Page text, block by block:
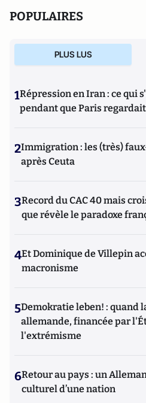
POPULAIRES
PLUS LUS
1Répression en Iran : ce qui
pendant que Paris
2Immigration : les (très)
après Ceuta
3Record du CAC 40 mais
que révèle le paradoxe
4Et Dominique de Villepin
macronisme
5Demokratie leben! : quand
allemande, financée par
l'extrémisme
6Retour au pays : un
culturel d’une nation